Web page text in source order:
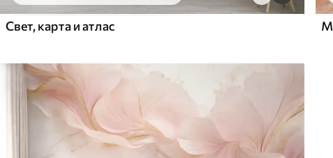
Свет, карта и атлас